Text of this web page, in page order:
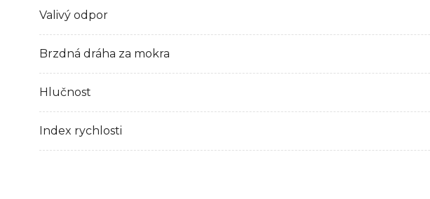
Valivý odpor
Brzdná dráha za mokra
Hlučnost
Index rychlosti